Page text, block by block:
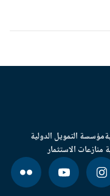
التمويل الدولية
الاستثمار